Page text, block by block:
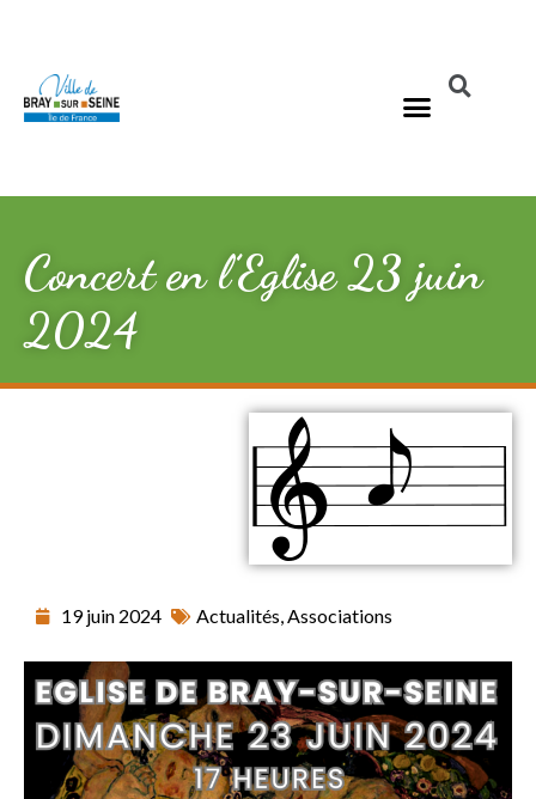
Concert en l’Eglise 23 juin
2024
19 juin 2024 Actualités,Associations